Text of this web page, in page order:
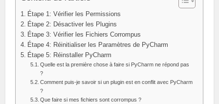
Étape 1: Vérifier les Permissions
Étape 2: Désactiver les Plugins
Étape 3: Vérifier les Fichiers Corrompus
Étape 4: Réinitialiser les Paramètres de PyCharm
Étape 5: Réinstaller PyCharm
Quelle est la première chose à faire si PyCharm ne répond pas
?
Comment puis-je savoir si un plugin est en conflit avec PyCharm
?
Que faire si mes fichiers sont corrompus ?